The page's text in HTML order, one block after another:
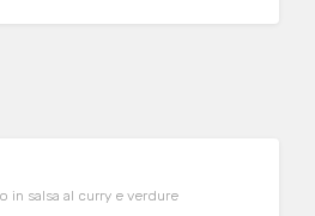
salsa al curry e verdure